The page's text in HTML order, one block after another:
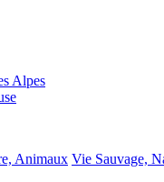
Alpes
Animaux Vie Sauvage,